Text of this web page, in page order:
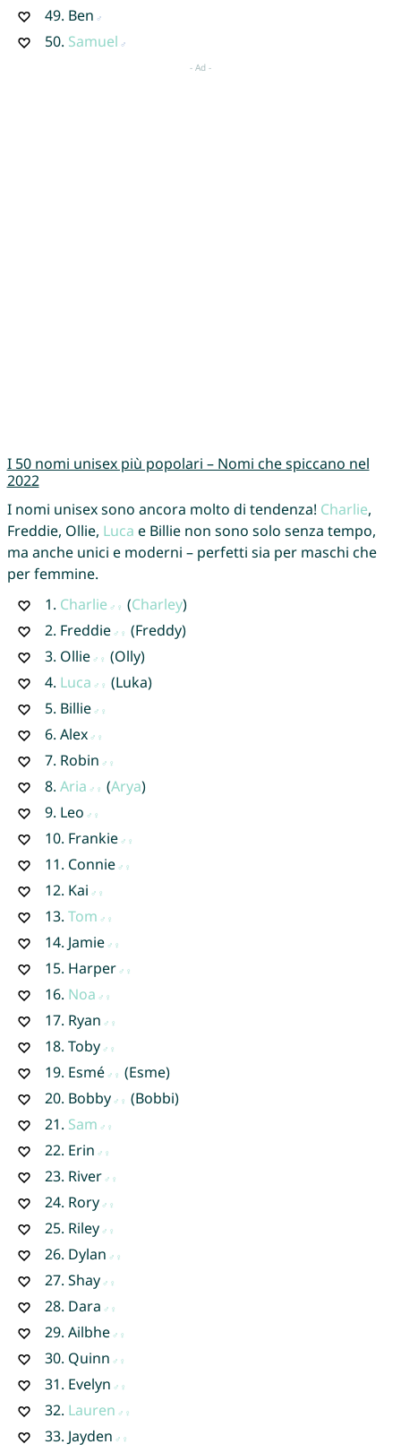
49. Ben
50. Samuel
I 50 nomi unisex più popolari – Nomi che spiccano nel
2022
I nomi unisex sono ancora molto di tendenza! Charlie,
Freddie, Ollie, Luca e Billie non sono solo senza tempo,
ma anche unici e moderni – perfetti sia per maschi che
per femmine.
1. Charlie (Charley)
2. Freddie
(Freddy)
3. Ollie
(Olly)
4. Luca
(Luka)
5. Billie
6. Alex
7. Robin
8. Aria (Arya)
9. Leo
10. Frankie
11. Connie
12. Kai
13. Tom
14. Jamie
15. Harper
16. Noa
17. Ryan
18. Toby
19. Esmé
(Esme)
20. Bobby
(Bobbi)
21. Sam
22. Erin
23. River
24. Rory
25. Riley
26. Dylan
27. Shay
28. Dara
29. Ailbhe
30. Quinn
31. Evelyn
32. Lauren
33. Jayden